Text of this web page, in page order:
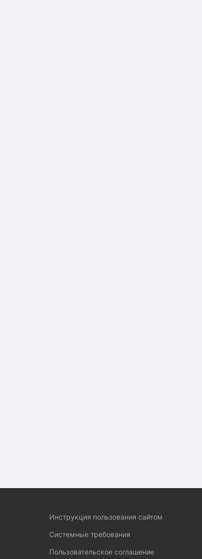
Инструкция пользования сайтом
Системные требования
Пользовательское соглашение